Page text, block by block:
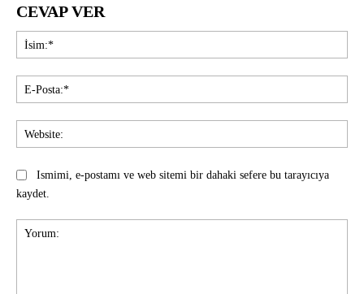
CEVAP VER
Ismimi, e-postamı ve web sitemi bir dahaki sefere bu tarayıcıya
kaydet.